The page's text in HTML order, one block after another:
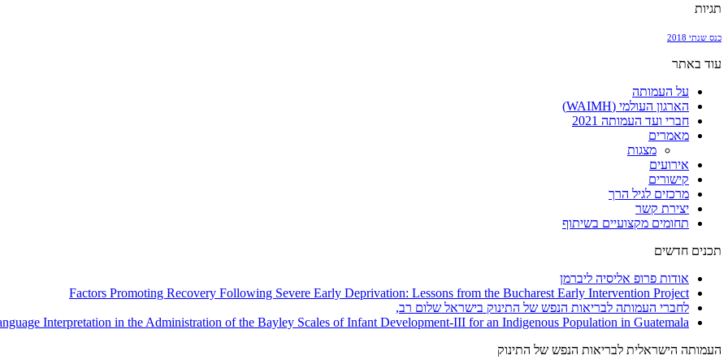
תגיות
כנס שנתי 2018
עוד באתר
על העמותה
הארגון העולמי (WAIMH)
חברי ועד העמותה 2021
מאמרים
מצגות
אירועים
קישורים
מרכזים לגיל הרך
יצירת קשר
תחומים מקצועיים בשיתוף
תכנים חדשים
אודות פרופ אליסיה ליברמן
Factors Promoting Recovery Following Severe Early Deprivation: Lessons from the Bucharest Early Intervention Project
לחברי העמותה לבריאות הנפש של התינוק בישראל שלום רב,
Interpretation in the Administration of the Bayley Scales of Infant Development-III for an Indigenous Population in Guatemala
העמותה הישראלית לבריאות הנפש של התינוק